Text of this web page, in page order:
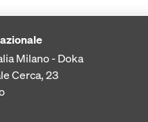
Milano - Doka
Cerca, 23